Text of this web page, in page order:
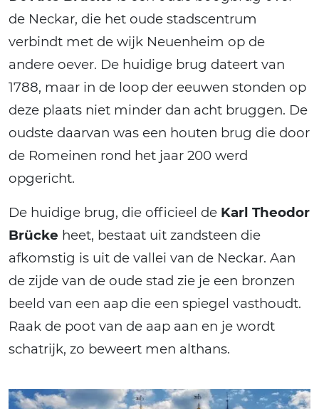
de Neckar, die het oude stadscentrum
verbindt met de wijk Neuenheim op de
andere oever. De huidige brug dateert van
1788, maar in de loop der eeuwen stonden op
deze plaats niet minder dan acht bruggen. De
oudste daarvan was een houten brug die door
de Romeinen rond het jaar 200 werd
opgericht.
De huidige brug, die officieel de Karl Theodor
Brücke heet, bestaat uit zandsteen die
afkomstig is uit de vallei van de Neckar. Aan
de zijde van de oude stad zie je een bronzen
beeld van een aap die een spiegel vasthoudt.
Raak de poot van de aap aan en je wordt
schatrijk, zo beweert men althans.